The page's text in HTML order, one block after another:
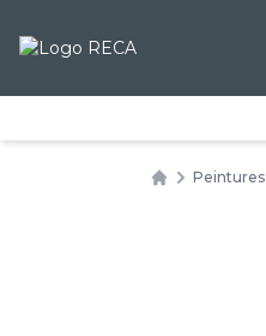
Peintures